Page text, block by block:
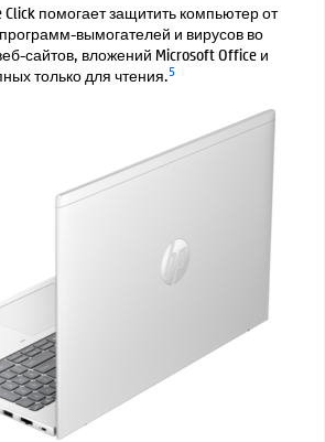
Click помогает защитить компьютер от
вымогателей и вирусов во
сайтов, вложений Microsoft Office и
только для чтения.5